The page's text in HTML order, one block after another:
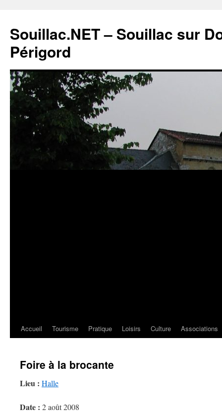
Souillac.NET – Souillac sur
Périgord
Accueil Tourisme Pratique Loisirs Culture Associations
Foire à la brocante
Lieu : Halle
Date : 2 août 2008